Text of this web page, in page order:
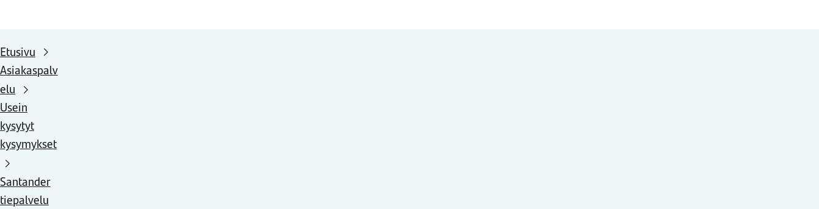
Etusivu
Asiakaspalv
elu
Usein
kysytyt
kysymykset
Santander
tiepalvelu